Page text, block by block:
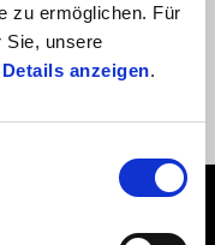
zu ermöglichen. Für
Sie, unsere
Details anzeigen.